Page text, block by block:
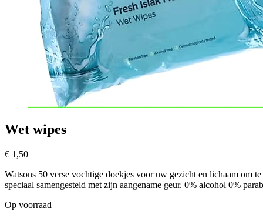
Wet wipes
€ 1,50
Watsons 50 verse vochtige doekjes voor uw gezicht en lichaam om
speciaal samengesteld met zijn aangename geur. 0% alcohol 0%
Op voorraad